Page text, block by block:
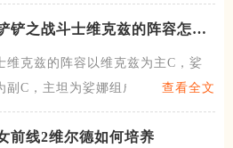
铲之战斗士维克兹的阵容怎么
维克兹的阵容以维克兹为主C，娑
副C，主坦为娑娜组成。
查看全文
前线2维尔德如何培养